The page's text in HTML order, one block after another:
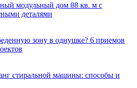
модульный дом 88 кв. м с
деталями
зону в однушке? 6 приемов
стиральной машины: способы и